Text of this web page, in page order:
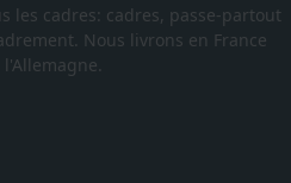
les cadres: cadres, passe-partout
Nous livrons en France